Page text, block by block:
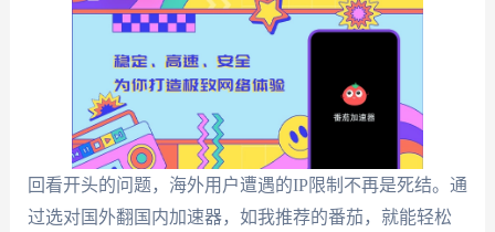
回看开头的问题，海外用户遭遇的IP限制不再是死结。通
过选对国外翻国内加速器，如我推荐的番茄，就能轻松